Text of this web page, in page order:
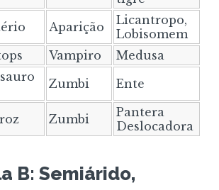
Aparição
Licantropo,
Lobisomem
Vampiro
Medusa
Zumbi Ente
Zumbi
Pantera
Deslocadora
B: Semiárido,